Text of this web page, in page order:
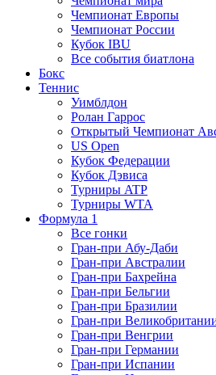
Чемпионат Европы
Чемпионат России
Кубок IBU
Все события биатлона
Бокс
Теннис
Уимблдон
Ролан Гаррос
Открытый Чемпионат
US Open
Кубок Федерации
Кубок Дэвиса
Турниры ATP
Турниры WTA
Формула 1
Все гонки
Гран-при Абу-Даби
Гран-при Австралии
Гран-при Бахрейна
Гран-при Бельгии
Гран-при Бразилии
Гран-при
Гран-при Венгрии
Гран-при Германии
Гран-при Испании